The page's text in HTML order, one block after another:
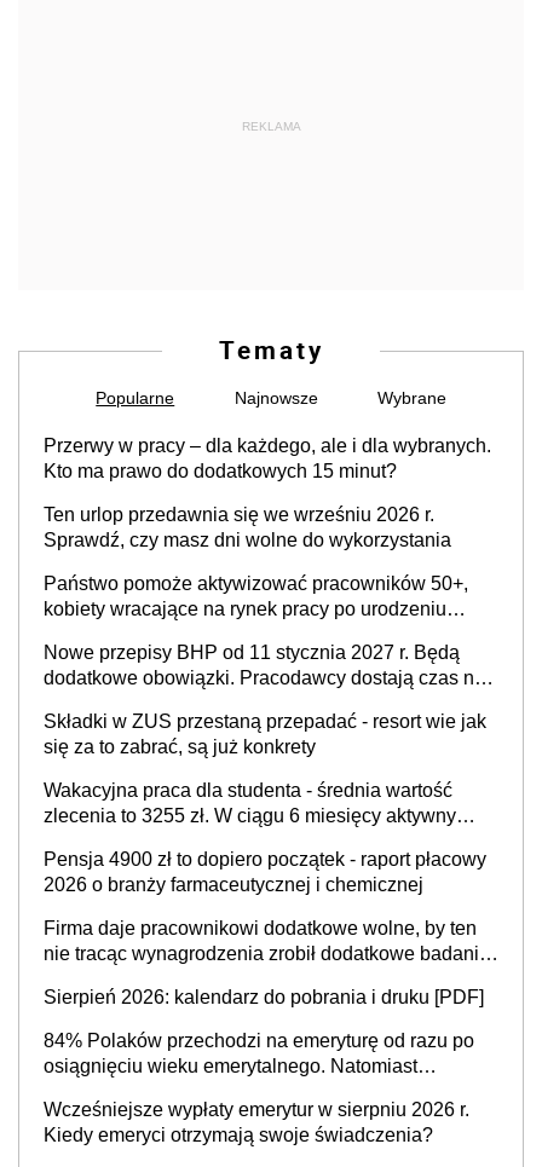
REKLAMA
Tematy
Popularne Najnowsze Wybrane
Przerwy w pracy – dla każdego, ale i dla wybranych.
Kto ma prawo do dodatkowych 15 minut?
Ten urlop przedawnia się we wrześniu 2026 r.
Sprawdź, czy masz dni wolne do wykorzystania
Państwo pomoże aktywizować pracowników 50+,
kobiety wracające na rynek pracy po urodzeniu
neuroatypowe. Powstanie Fundusz na rzecz
Inkluzywności w Zatrudnianiu?
Nowe przepisy BHP od 11 stycznia 2027 r. Będą
dodatkowe obowiązki. Pracodawcy dostają czas na
Składki w ZUS przestaną przepadać - resort wie jak
się za to zabrać, są już konkrety
Wakacyjna praca dla studenta - średnia wartość
zlecenia to 3255 zł. W ciągu 6 miesięcy aktywny
Pensja 4900 zł to dopiero początek - raport płacowy
2026 o branży farmaceutycznej i chemicznej
Firma daje pracownikowi dodatkowe wolne, by ten
nie tracąc wynagrodzenia zrobił dodatkowe badania.
Sierpień 2026: kalendarz do pobrania i druku [PDF]
84% Polaków przechodzi na emeryturę od razu po
osiągnięciu wieku emerytalnego. Natomiast
stanie? Pracownicy 45+ to siła napędowa
gospodarki
Wcześniejsze wypłaty emerytur w sierpniu 2026 r.
Kiedy emeryci otrzymają swoje świadczenia?